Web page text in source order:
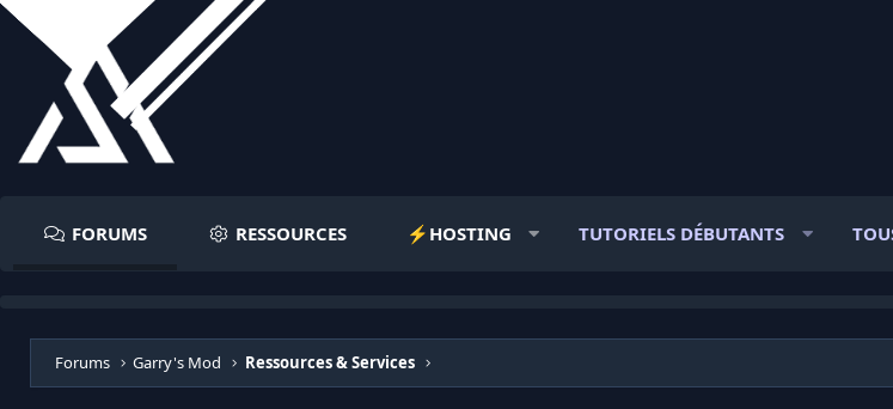
FORUMS RESSOURCES ⚡️HOSTING TUTORIELS DÉBUTANTS
Forums Garry's Mod Ressources & Services